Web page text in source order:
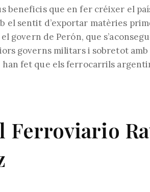
beneficis que en fer créixer el
el sentit d’exportar matèries
govern de Perón, que
governs militars i sobretot amb
han fet que els ferrocarrils
Ferroviario